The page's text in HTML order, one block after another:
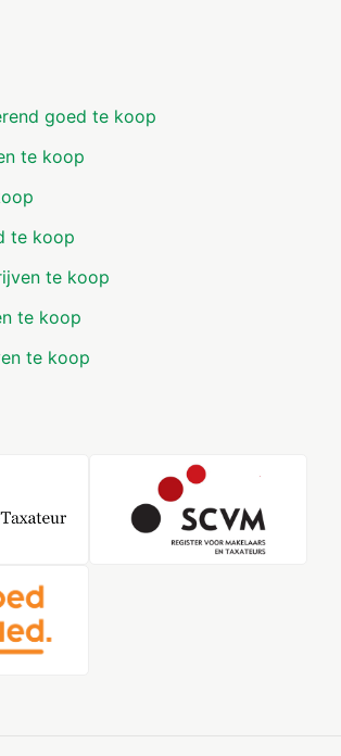
goed te koop
te koop
te koop
te koop
te koop
te koop